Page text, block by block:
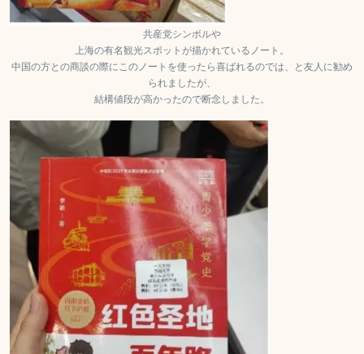
共産党シンボルや
上海の有名観光スポットが描かれているノート。
中国の方との商談の際にこのノートを使ったら喜ばれるのでは、と友人に勧め
られましたが、
結構値段が高かったので断念しました。